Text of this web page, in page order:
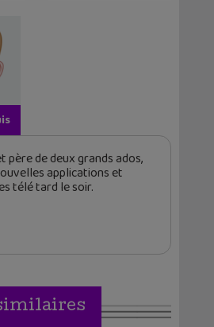
père de deux grands ados,
applications et
télé tard le soir.